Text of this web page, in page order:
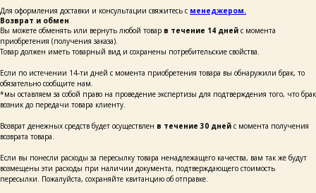
Для оформления доставки и консультации свяжитесь с менеджером.
Возврат и обмен
Вы можете обменять или вернуть любой товар в течение 14 дней с момента
приобретения (получения заказа).
Товар должен иметь товарный вид и сохранены потребительские свойства.
Если по истечении 14-ти дней с момента приобретения товара вы обнаружили брак, то
обязательно сообщите нам.
*мы оставляем за собой право на проведение экспертизы для подтверждения того, что брак
возник до передачи товара клиенту.
Возврат денежных средств будет осуществлен в течение 30 дней с момента получения
возврата товара.
Если вы понесли расходы за пересылку товара ненадлежащего качества, вам так же будут
возмещены эти расходы при наличии документа, подтверждающего стоимость
пересылки. Пожалуйста, сохраняйте квитанцию об отправке.
+ 7 923 345 01 70
xvoy.gesh@gmail.com
написать
на обработку персональных данных и соглашаюсь
с политикой конфиденциальности и согласен
с её положением